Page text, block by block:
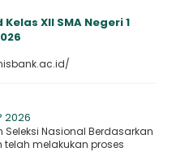
XII SMA Negeri 1
2026
Nasional Berdasarkan
telah melakukan proses